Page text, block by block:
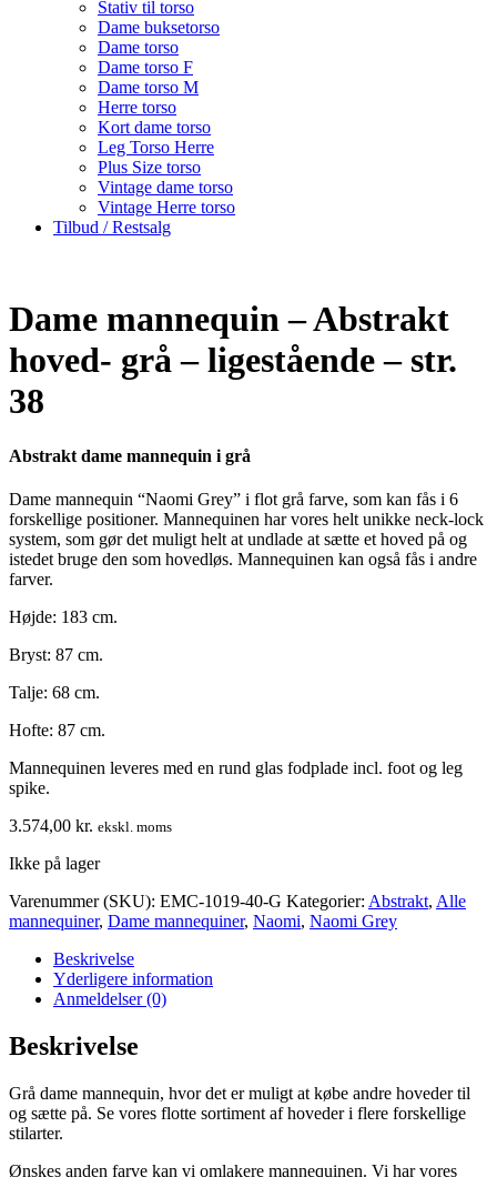
Stativ til torso
Dame buksetorso
Dame torso
Dame torso F
Dame torso M
Herre torso
Kort dame torso
Leg Torso Herre
Plus Size torso
Vintage dame torso
Vintage Herre torso
Tilbud / Restsalg
Dame mannequin – Abstrakt
hoved- grå – ligestående – str.
38
Abstrakt dame mannequin i grå
Dame mannequin “Naomi Grey” i flot grå farve, som kan fås i 6
forskellige positioner. Mannequinen har vores helt unikke neck-lock
system, som gør det muligt helt at undlade at sætte et hoved på og
istedet bruge den som hovedløs. Mannequinen kan også fås i andre
farver.
Højde: 183 cm.
Bryst: 87 cm.
Talje: 68 cm.
Hofte: 87 cm.
Mannequinen leveres med en rund glas fodplade incl. foot og leg
spike.
3.574,00 kr. ekskl. moms
Ikke på lager
Varenummer (SKU): EMC-1019-40-G Kategorier: Abstrakt, Alle
mannequiner, Dame mannequiner, Naomi, Naomi Grey
Beskrivelse
Yderligere information
Anmeldelser (0)
Beskrivelse
Grå dame mannequin, hvor det er muligt at købe andre hoveder til
og sætte på. Se vores flotte sortiment af hoveder i flere forskellige
stilarter.
Ønskes anden farve kan vi omlakere mannequinen. Vi har vores